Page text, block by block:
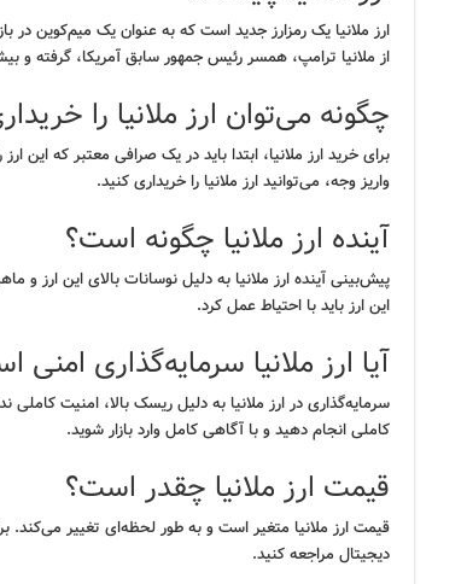
ارز ملانیا یک رمزارز جدید است که به عنوان یک میم‌کوین در
از ملانیا ترامپ، همسر رئیس جمهور سابق آمریکا، گرفته و
چگونه می‌توان ارز ملانیا را
برای خرید ارز ملانیا، ابتدا باید در یک صرافی معتبر که این
واریز وجه، می‌توانید ارز ملانیا را خریداری کنید.
آینده ارز ملانیا چگونه است؟
پیش‌بینی آینده ارز ملانیا به دلیل نوسانات بالای این ارز
این ارز باید با احتیاط عمل کرد.
آیا ارز ملانیا سرمایه‌گذاری امنی
سرمایه‌گذاری در ارز ملانیا به دلیل ریسک بالا، امنیت
کاملی انجام دهید و با آگاهی کامل وارد بازار شوید.
قیمت ارز ملانیا چقدر است؟
قیمت ارز ملانیا متغیر است و به طور لحظه‌ای تغییر می‌کند.
دیجیتال مراجعه کنید.